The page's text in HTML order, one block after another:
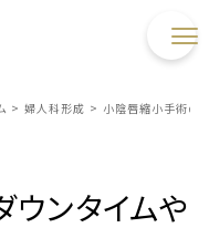
> 婦人科形成 > 小陰唇縮小手術の
ンタイムや